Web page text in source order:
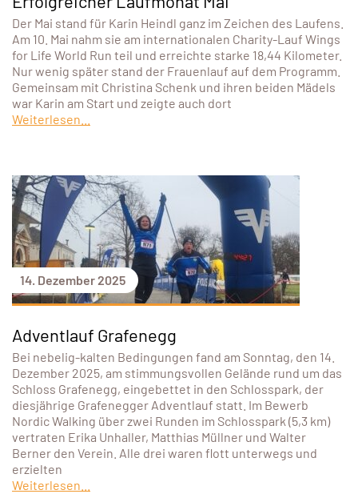
Der Mai stand für Karin Heindl ganz im Zeichen des Laufens.
Am 10. Mai nahm sie am internationalen Charity-Lauf Wings
for Life World Run teil und erreichte starke 18,44 Kilometer.
Nur wenig später stand der Frauenlauf auf dem Programm.
Gemeinsam mit Christina Schenk und ihren beiden Mädels
war Karin am Start und zeigte auch dort
Weiterlesen...
14. Dezember 2025
Adventlauf Grafenegg
Bei nebelig-kalten Bedingungen fand am Sonntag, den 14.
Dezember 2025, am stimmungsvollen Gelände rund um das
Schloss Grafenegg, eingebettet in den Schlosspark, der
diesjährige Grafenegger Adventlauf statt. Im Bewerb
Nordic Walking über zwei Runden im Schlosspark (5,3 km)
vertraten Erika Unhaller, Matthias Müllner und Walter
Berner den Verein. Alle drei waren flott unterwegs und
erzielten
Weiterlesen...